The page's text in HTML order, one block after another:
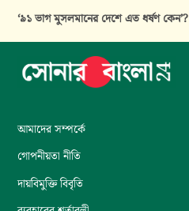
‘৯১ ভাগ মুসলমানের দেশে এত ধর্ষণ কেন’?
আমাদের সম্পর্কে
গোপনীয়তা নীতি
দায়বিমুক্তি বিবৃতি